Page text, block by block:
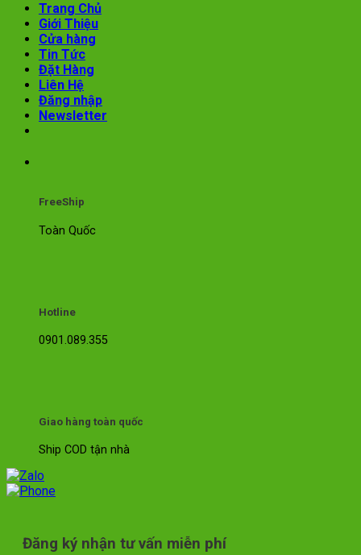
Trang Chủ
Giới Thiệu
Cửa hàng
Tin Tức
Đặt Hàng
Liên Hệ
Đăng nhập
Newsletter
FreeShip
Toàn Quốc
Hotline
0901.089.355
Giao hàng toàn quốc
Ship COD tận nhà
Đăng ký nhận tư vấn miễn phí